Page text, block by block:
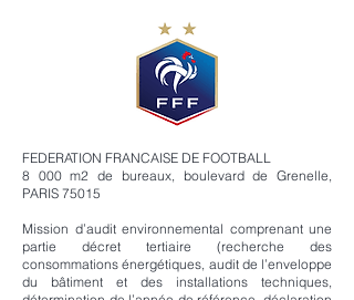
FEDERATION FRANCAISE DE FOOTBALL
8 000 m2 de bureaux, boulevard de Grenelle,
PARIS 75015
Mission d’audit environnemental comprenant une
partie décret tertiaire (recherche des
consommations énergétiques, audit de l’enveloppe
du bâtiment et des installations techniques,